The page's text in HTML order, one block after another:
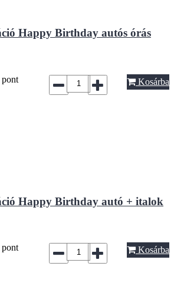
Happy Birthday autós órás
pont Kosárba
Happy Birthday autó + italok
pont Kosárba